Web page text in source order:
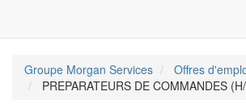
Groupe Morgan Services
Offres
PREPARATEURS DE COMMANDES